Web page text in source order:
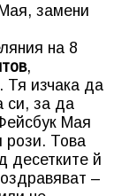
замени
на 8
,
Тя изчака да
си, за да
Мая
рози. Това
десетките й
–